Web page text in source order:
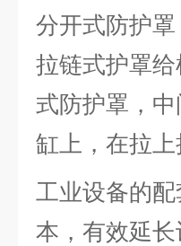
分开式防护
拉链式护罩
式防护罩，
缸上，在拉
工业设备的
本，有效延